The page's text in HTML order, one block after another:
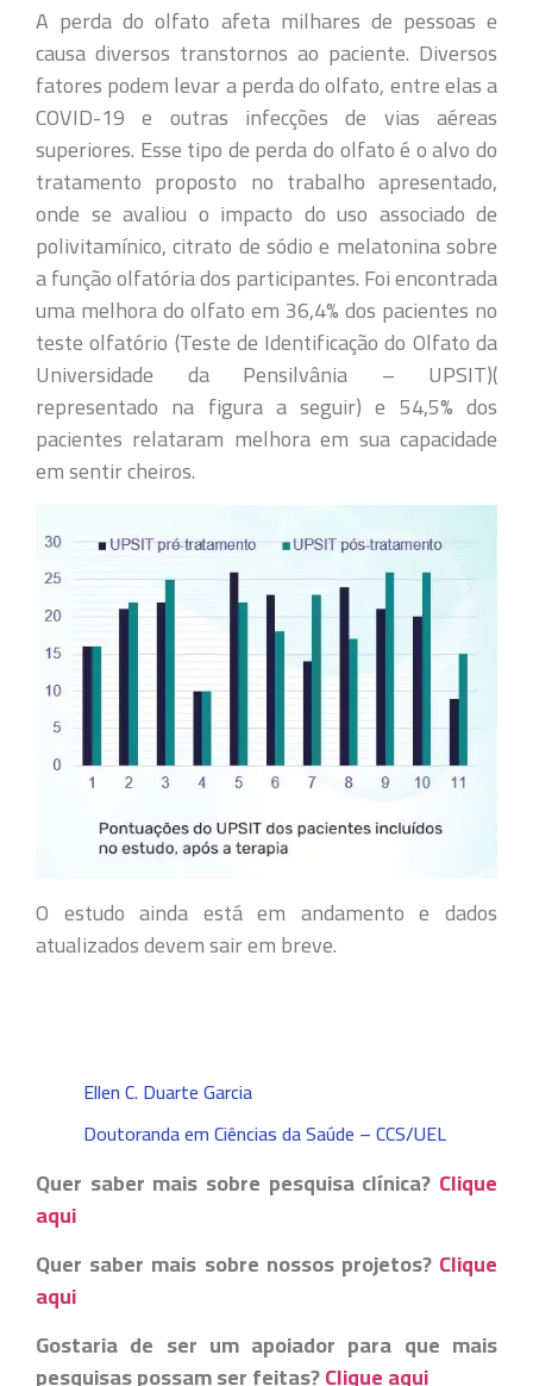
A perda do olfato afeta milhares de pessoas e
causa diversos transtornos ao paciente. Diversos
fatores podem levar a perda do olfato, entre elas a
COVID-19 e outras infecções de vias aéreas
superiores. Esse tipo de perda do olfato é o alvo do
tratamento proposto no trabalho apresentado,
onde se avaliou o impacto do uso associado de
polivitamínico, citrato de sódio e melatonina sobre
a função olfatória dos participantes. Foi encontrada
uma melhora do olfato em 36,4% dos pacientes no
teste olfatório (Teste de Identificação do Olfato da
Universidade da Pensilvânia – UPSIT)(
representado na figura a seguir) e 54,5% dos
pacientes relataram melhora em sua capacidade
em sentir cheiros.
O estudo ainda está em andamento e dados
atualizados devem sair em breve.
Ellen C. Duarte Garcia
Doutoranda em Ciências da Saúde – CCS/UEL
Quer saber mais sobre pesquisa clínica? Clique
aqui
Quer saber mais sobre nossos projetos? Clique
aqui
Gostaria de ser um apoiador para que mais
pesquisas possam ser feitas?Clique aqui